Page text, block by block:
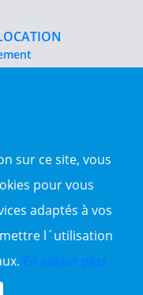
sur ce site, vous
pour vous
adaptés à vos
l´utilisation
En savior plus